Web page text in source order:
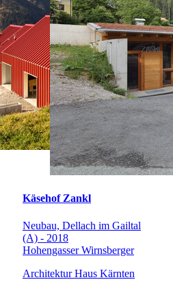
Käsehof Zankl
Neubau, Dellach im Gailtal
(A) - 2018
Hohengasser Wirnsberger
Architektur Haus Kärnten